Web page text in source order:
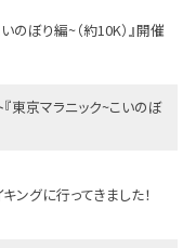
のぼり編~（約10K）』開催
東京マラニック~こいのぼ
ングに行ってきました！